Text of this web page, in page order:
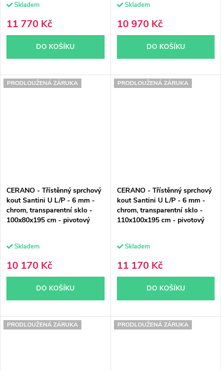
Skladem
11 770 Kč
DO KOŠÍKU
Skladem
10 970 Kč
DO KOŠÍKU
PRODLOUŽENÁ ZÁRUKA
CERANO - Třístěnný sprchový
kout Santini U L/P - 6 mm -
chrom, transparentní sklo -
100x80x195 cm - pivotový
Skladem
10 170 Kč
DO KOŠÍKU
PRODLOUŽENÁ ZÁRUKA
CERANO - Třístěnný sprchový
kout Santini U L/P - 6 mm -
chrom, transparentní sklo -
110x100x195 cm - pivotový
Skladem
11 170 Kč
DO KOŠÍKU
PRODLOUŽENÁ ZÁRUKA PRODLOUŽENÁ ZÁRUKA